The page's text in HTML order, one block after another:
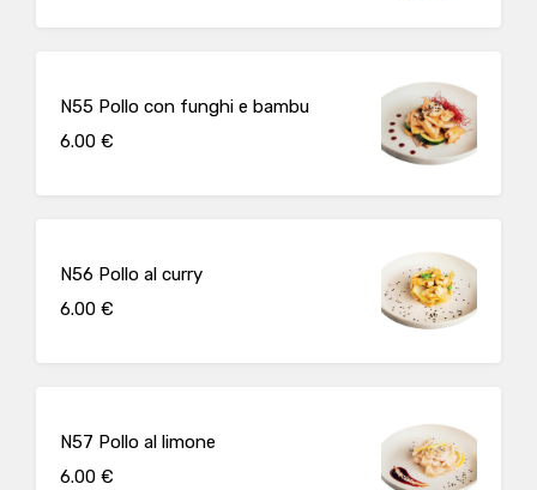
N55 Pollo con funghi e bambu
6.00 €
N56 Pollo al curry
6.00 €
N57 Pollo al limone
6.00 €